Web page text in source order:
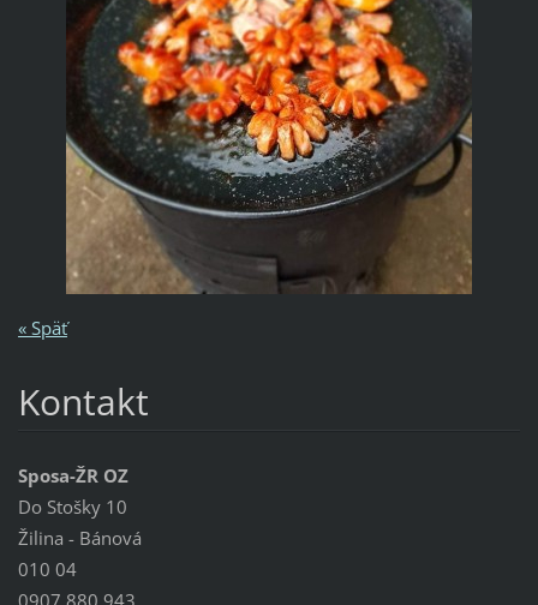
« Späť
Kontakt
Sposa-ŽR OZ
Do Stošky 10
Žilina - Bánová
010 04
0907 880 943